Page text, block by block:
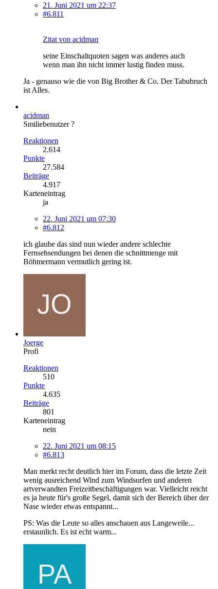
21. Juni 2021 um 22:37
#6.811
Zitat von acidman
seine Einschaltquoten sagen was anderes auch
wenn man ihn nicht immer lustig finden muss.
Ja - genauso wie die von Big Brother & Co. Der Tabubruch
ist Alles.
acidman
Smiliebenutzer ?
Reaktionen
2.614
Punkte
27.584
Beiträge
4.917
Karteneintrag
ja
22. Juni 2021 um 07:30
#6.812
ich glaube das sind nun wieder andere schlechte
Fernsehsendungen bei denen die schnittmenge mit
Böhmermann vermutlich gering ist.
Joerge
Profi
Reaktionen
510
Punkte
4.635
Beiträge
801
Karteneintrag
nein
22. Juni 2021 um 08:15
#6.813
Man merkt recht deutlich hier im Forum, dass die letzte Zeit
wenig ausreichend Wind zum Windsurfen und anderen
artverwandten Freizeitbeschäftigungen war. Vielleicht reicht
es ja heute für's große Segel, damit sich der Bereich über der
Nase wieder etwas entspannt...
PS: Was die Leute so alles anschauen aus Langeweile...
erstaunlich. Es ist echt warm...